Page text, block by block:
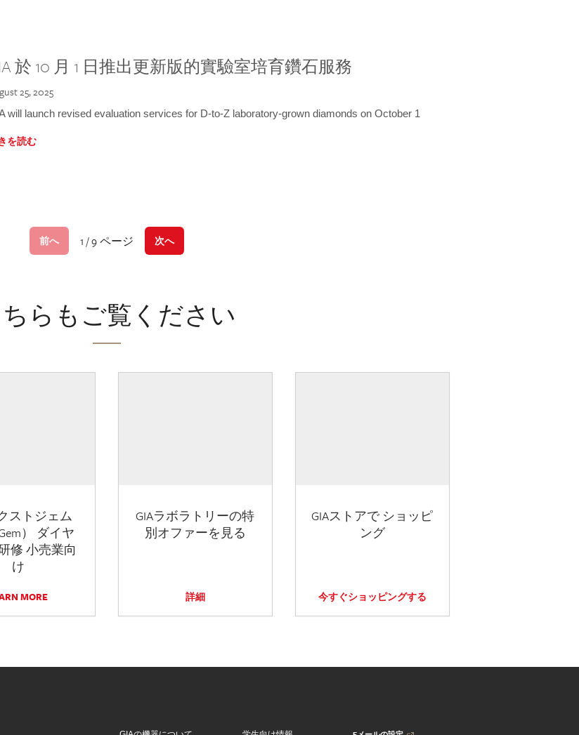
於 10 月 1 日推出更新版的實驗室培育鑽石服務
25, 2025
will launch revised evaluation services for D-to-Z laboratory-grown diamonds on October 1
を読む
前へ 1 / 9 ページ 次へ
らもご覧ください
ストジェム
） ダイヤ
修 小売業向
け
MORE
GIAラボラトリーの特
別オファーを見る
詳細
GIAストアで ショッピ
ング
今すぐショッピングする